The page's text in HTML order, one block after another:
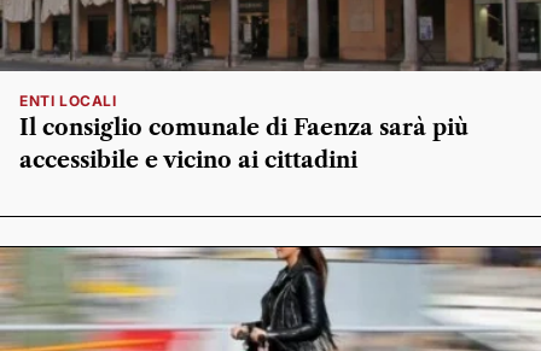
ENTI LOCALI
Il consiglio comunale di Faenza sarà più
accessibile e vicino ai cittadini